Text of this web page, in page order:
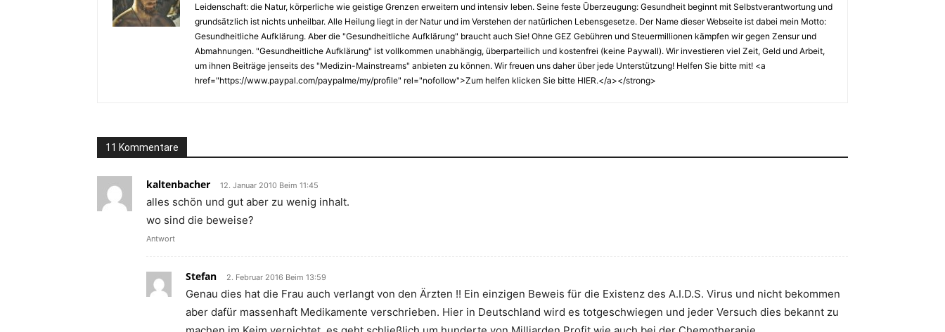
Leidenschaft: die Natur, körperliche wie geistige Grenzen erweitern und intensiv leben. Seine feste Überzeugung: Gesundheit beginnt mit Selbstverantwortung und
grundsätzlich ist nichts unheilbar. Alle Heilung liegt in der Natur und im Verstehen der natürlichen Lebensgesetze. Der Name dieser Webseite ist dabei mein Motto:
Gesundheitliche Aufklärung. Aber die "Gesundheitliche Aufklärung" braucht auch Sie! Ohne GEZ Gebühren und Steuermillionen kämpfen wir gegen Zensur und
Abmahnungen. "Gesundheitliche Aufklärung" ist vollkommen unabhängig, überparteilich und kostenfrei (keine Paywall). Wir investieren viel Zeit, Geld und Arbeit,
um ihnen Beiträge jenseits des "Medizin-Mainstreams" anbieten zu können. Wir freuen uns daher über jede Unterstützung! Helfen Sie bitte mit! <a
href="https://www.paypal.com/paypalme/my/profile" rel="nofollow">Zum helfen klicken Sie bitte HIER.</a></strong>
11 Kommentare
kaltenbacher 12. Januar 2010 Beim 11:45
alles schön und gut aber zu wenig inhalt.
wo sind die beweise?
Antwort
Stefan 2. Februar 2016 Beim 13:59
Genau dies hat die Frau auch verlangt von den Ärzten !! Ein einzigen Beweis für die Existenz des A.I.D.S. Virus und nicht bekommen
aber dafür massenhaft Medikamente verschrieben. Hier in Deutschland wird es totgeschwiegen und jeder Versuch dies bekannt zu